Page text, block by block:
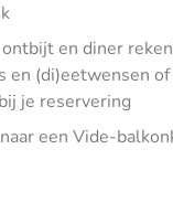
en diner
en (di)eetwensen of
je reservering
een Vide-